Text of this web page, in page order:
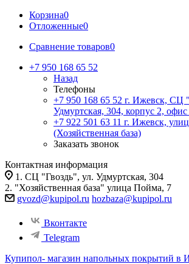
Корзина0
Отложенные0
Сравнение товаров0
+7 950 168 65 52
Назад
Телефоны
+7 950 168 65 52 г. Ижевск, СЦ
Удмуртская, 304, корпус 2, офис
+7 922 501 63 11 г. Ижевск,
(Хозяйственная база)
Заказать звонок
Контактная информация
1. СЦ "Гвоздь", ул. Удмуртская, 304
2. "Хозяйственная база" улица Пойма, 7
gvozd@kupipol.ru hozbaza@kupipol.ru
Вконтакте
Telegram
Купипол- магазин напольных покрытий в